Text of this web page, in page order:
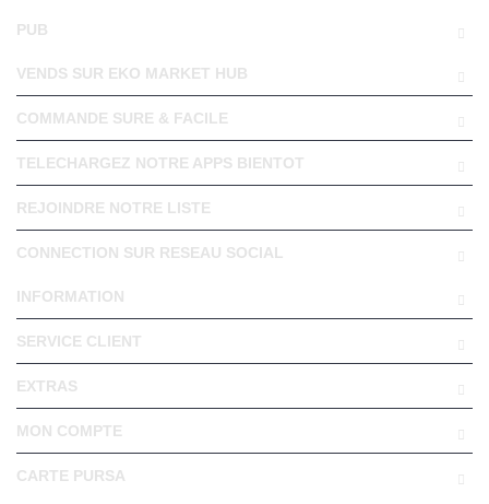
PUB
VENDS SUR EKO MARKET HUB
COMMANDE SURE & FACILE
TELECHARGEZ NOTRE APPS BIENTOT
REJOINDRE NOTRE LISTE
CONNECTION SUR RESEAU SOCIAL
INFORMATION
SERVICE CLIENT
EXTRAS
MON COMPTE
CARTE PURSA